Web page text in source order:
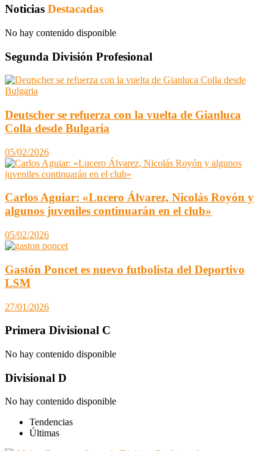
Noticias Destacadas
No hay contenido disponible
Segunda División Profesional
Deutscher se refuerza con la vuelta de Gianluca
Colla desde Bulgaria
05/02/2026
Carlos Aguiar: «Lucero Álvarez, Nicolás Royón y
algunos juveniles continuarán en el club»
05/02/2026
Gastón Poncet es nuevo futbolista del Deportivo
LSM
27/01/2026
Primera Divisional C
No hay contenido disponible
Divisional D
No hay contenido disponible
Tendencias
Últimas